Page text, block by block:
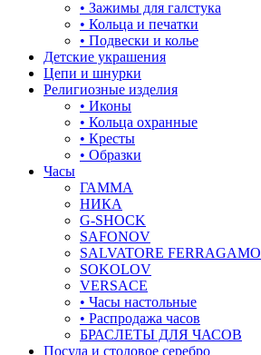
• Зажимы для галстука
• Кольца и печатки
• Подвески и колье
Детские украшения
Цепи и шнурки
Религиозные изделия
• Иконы
• Кольца охранные
• Кресты
• Образки
Часы
ГАММА
НИКА
G-SHOCK
SAFONOV
SALVATORE FERRAGAMO
SOKOLOV
VERSACE
• Часы настольные
• Распродажа часов
БРАСЛЕТЫ ДЛЯ ЧАСОВ
Посуда и столовое серебро